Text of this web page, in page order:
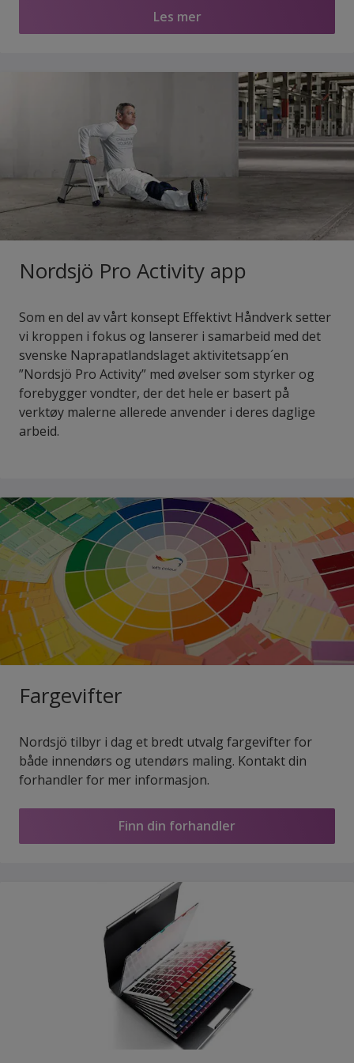
Les mer
Nordsjö Pro Activity app
Som en del av vårt konsept Effektivt Håndverk setter
vi kroppen i fokus og lanserer i samarbeid med det
svenske Naprapatlandslaget aktivitetsapp´en
”Nordsjö Pro Activity” med øvelser som styrker og
forebygger vondter, der det hele er basert på
verktøy malerne allerede anvender i deres daglige
arbeid.
Fargevifter
Nordsjö tilbyr i dag et bredt utvalg fargevifter for
både innendørs og utendørs maling. Kontakt din
forhandler for mer informasjon.
Finn din forhandler